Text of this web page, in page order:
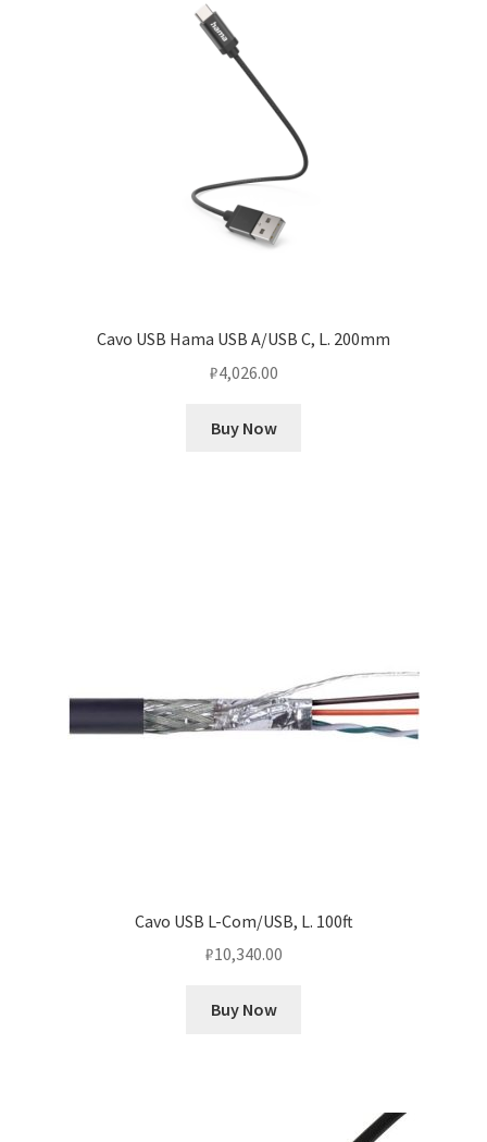
Cavo USB Hama USB A/USB C, L. 200mm
₽4,026.00
Buy Now
Cavo USB L-Com/USB, L. 100ft
₽10,340.00
Buy Now